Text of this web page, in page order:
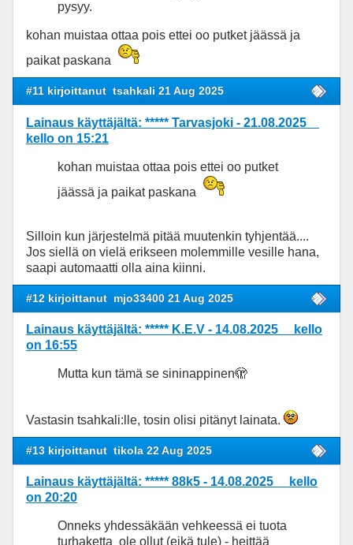
pysyy.
kohan muistaa ottaa pois ettei oo putket jäässä ja
paikat paskana
#11 kirjoittanut tsahkali 21 Aug 2025
Lainaus käyttäjältä: ***** Tarvasjoki - 21.08.2025
kello on 15:21
kohan muistaa ottaa pois ettei oo putket
jäässä ja paikat paskana
Silloin kun järjestelmä pitää muutenkin tyhjentää....
Jos siellä on vielä erikseen molemmille vesille hana,
saapi automaatti olla aina kiinni.
#12 kirjoittanut mjo33400 21 Aug 2025
Lainaus käyttäjältä: ***** K.E.V - 14.08.2025 kello
on 16:55
Mutta kun tämä se sininappinen🫣
Vastasin tsahkali:lle, tosin olisi pitänyt lainata.
#13 kirjoittanut tikola 22 Aug 2025
Lainaus käyttäjältä: ***** 88k5 - 14.08.2025 kello
on 20:20
Onneks yhdessäkään vehkeessä ei tuota
turhaketta ole ollut (eikä tule) - heittää